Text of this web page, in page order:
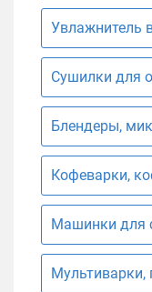
Увлажнитель
Сушилки для
Блендеры,
Кофеварки,
Машинки для
Мультиварки,